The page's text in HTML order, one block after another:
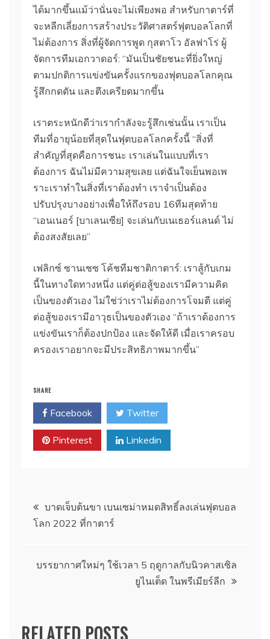
ได้มากขึ้นแม้ว่านั่นจะไม่เพียงพอ สําหรับกาตาร์ที่
จะหลีกเลี่ยงการสร้างประวัติศาสตร์ฟุตบอลโลกที่
ไม่ต้องการ สิ่งที่ผู้จัดการพูด กุสตาโว อัลฟาโร่ ผู้
จัดการทีมเอกวาดอร์: “มันเป็นชัยชนะที่ยิ่งใหญ่
ตามปกติการแข่งขันครั้งแรกของฟุตบอลโลกคุณ
รู้สึกกดดัน และตึงเครียดมากขึ้น
เราตระหนักดีว่าเรากําลังจะรู้สึกเช่นนั้น เราเป็น
ทีมที่อายุน้อยที่สุดในฟุตบอลโลกครั้งนี้ “สิ่งที่
สําคัญที่สุดคือการชนะ เราเล่นในแบบที่เรา
ต้องการ ฉันไม่มีความสุขเลย แต่ฉันใจเย็นพอเพ
ราะเราทําในสิ่งที่เราต้องทํา เราจําเป็นต้อง
ปรับปรุงบางอย่างเพื่อให้ถึงรอบ 16ทีมสุดท้าย
“เอนเนอร์ [บาเลนเซีย] จะเล่นกับเนเธอร์แลนด์ ไม่
ต้องสงสัยเลย”
เฟลิกซ์ ซานเชซ โค้ชทีมชาติกาตาร์: เราสู้กับเกม
นี้ในทางใดทางหนึ่ง แต่คู่ต่อสู้ของเรามีความคิด
เป็นของตัวเอง ไม่ใช่ว่าเราไม่ต้องการโจมตี แต่คู่
ต่อสู้ของเรามีอาวุธเป็นของตัวเอง “ถ้าเราต้องการ
แข่งขันเราก็ต้องปกป้อง และจัดให้ดี เมื่อเราครอบ
ครองเราอยากจะมีประสิทธิภาพมากขึ้น”
SHARE
Facebook Twitter
Pinterest Linkedin
แนะแนว
เรื่อง
บาดเจ็บต้นขา เบนเซม่าหมดสิทธิ์ลงเล่นฟุตบอล
โลก 2022 ที่กาตาร์
บรรยากาศใหม่ๆ ใช้เวลา 5 ฤดูกาลกับนิวคาสเซิล
ยูไนเต็ด ในพรีเมียร์ลีก
RELATED POSTS